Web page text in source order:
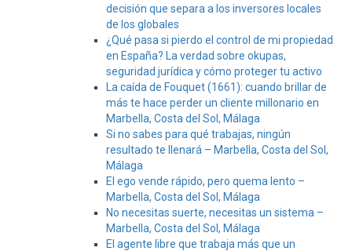
decisión que separa a los inversores locales
de los globales
¿Qué pasa si pierdo el control de mi propiedad
en España? La verdad sobre okupas,
seguridad jurídica y cómo proteger tu activo
La caída de Fouquet (1661): cuando brillar de
más te hace perder un cliente millonario en
Marbella, Costa del Sol, Málaga
Si no sabes para qué trabajas, ningún
resultado te llenará – Marbella, Costa del Sol,
Málaga
El ego vende rápido, pero quema lento –
Marbella, Costa del Sol, Málaga
No necesitas suerte, necesitas un sistema –
Marbella, Costa del Sol, Málaga
El agente libre que trabaja más que un